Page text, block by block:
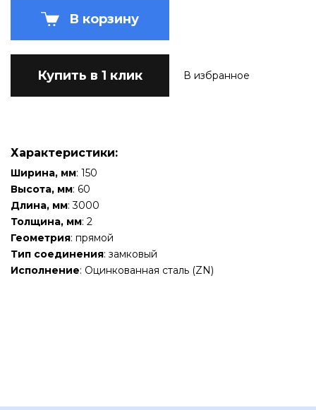
В корзину
Купить в 1 клик В избранное
Характеристики:
Ширина, мм: 150
Высота, мм: 60
Длина, мм: 3000
Толщина, мм: 2
Геометрия: прямой
Тип соединения: замковый
Исполнение: Оцинкованная сталь (ZN)